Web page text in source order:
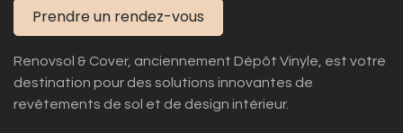
Prendre un rendez-vous
Renovsol & Cover, anciennement Dépôt Vinyle, est votre
destination pour des solutions innovantes de
revêtements de sol et de design intérieur.